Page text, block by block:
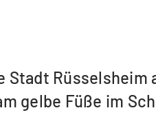
Rüsselsheim
gelbe Füße im